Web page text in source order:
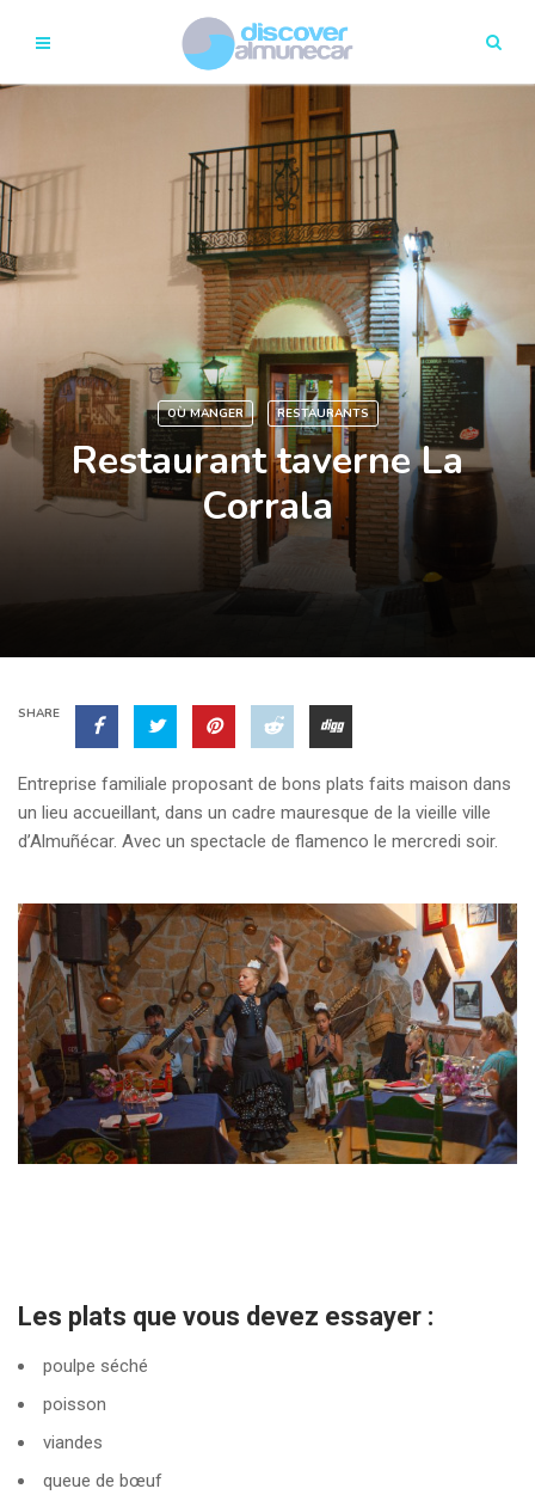
OÙ MANGER RESTAURANTS
Restaurant taverne La
Corrala
SHARE
Entreprise familiale proposant de bons plats faits maison dans
un lieu accueillant, dans un cadre mauresque de la vieille ville
d’Almuñécar. Avec un spectacle de flamenco le mercredi soir.
Les plats que vous devez essayer :
poulpe séché
poisson
viandes
queue de bœuf